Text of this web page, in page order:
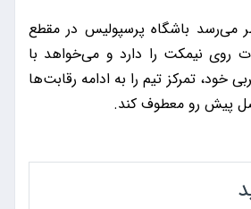
می‌رسد باشگاه پرسپولیس در مقطع
روی نیمکت را دارد و می‌خواهد با
خود، تمرکز تیم را به ادامه رقابت‌ها
پیش رو معطوف کند.